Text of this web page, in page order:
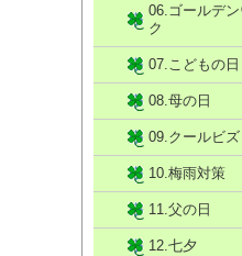
06.ゴールデ
ク
07.こどもの日
08.母の日
09.クールビズ
10.梅雨対策
11.父の日
12.七夕